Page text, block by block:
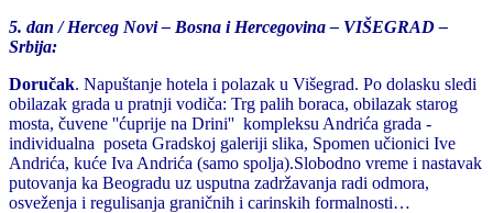
5. dan / Herceg Novi – Bosna i Hercegovina – VIŠEGRAD –
Srbija:
Doručak. Napuštanje hotela i polazak u Višegrad. Po dolasku sledi
obilazak grada u pratnji vodiča: Trg palih boraca, obilazak starog
mosta, čuvene ''ćuprije na Drini'' kompleksu Andrića grada -
individualna poseta Gradskoj galeriji slika, Spomen učionici Ive
Andrića, kuće Iva Andrića (samo spolja).Slobodno vreme i nastavak
putovanja ka Beogradu uz usputna zadržavanja radi odmora,
osveženja i regulisanja graničnih i carinskih formalnosti…